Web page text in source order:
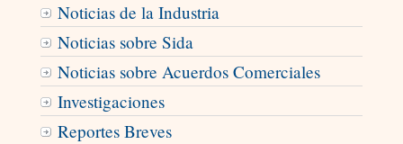
Noticias de la Industria
Noticias sobre Sida
Noticias sobre Acuerdos Comerciales
Investigaciones
Reportes Breves